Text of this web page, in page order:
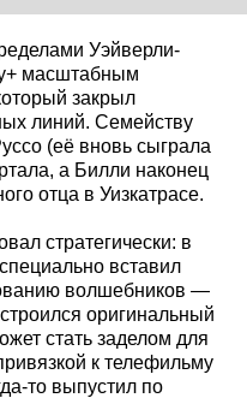
Уэйверли-
масштабным
закрыл
линий. Семейству
(её вновь сыграла
а Билли наконец
отца в Уизкатрасе.
стратегически: в
вставил
волшебников —
оригинальный
стать заделом для
к телефильму
то выпустил по